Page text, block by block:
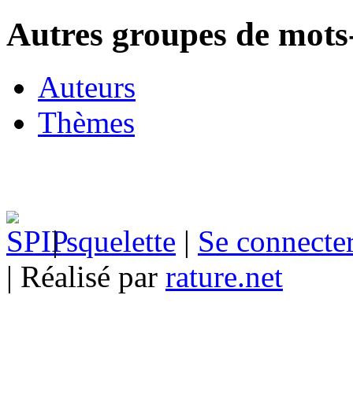
Autres groupes de
Auteurs
Thèmes
|squelette | Se
| Réalisé par rature.net